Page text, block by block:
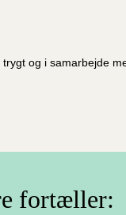
og i samarbejde
fortæller: